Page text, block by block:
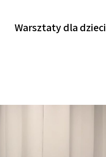
Warsztaty dla dzieci